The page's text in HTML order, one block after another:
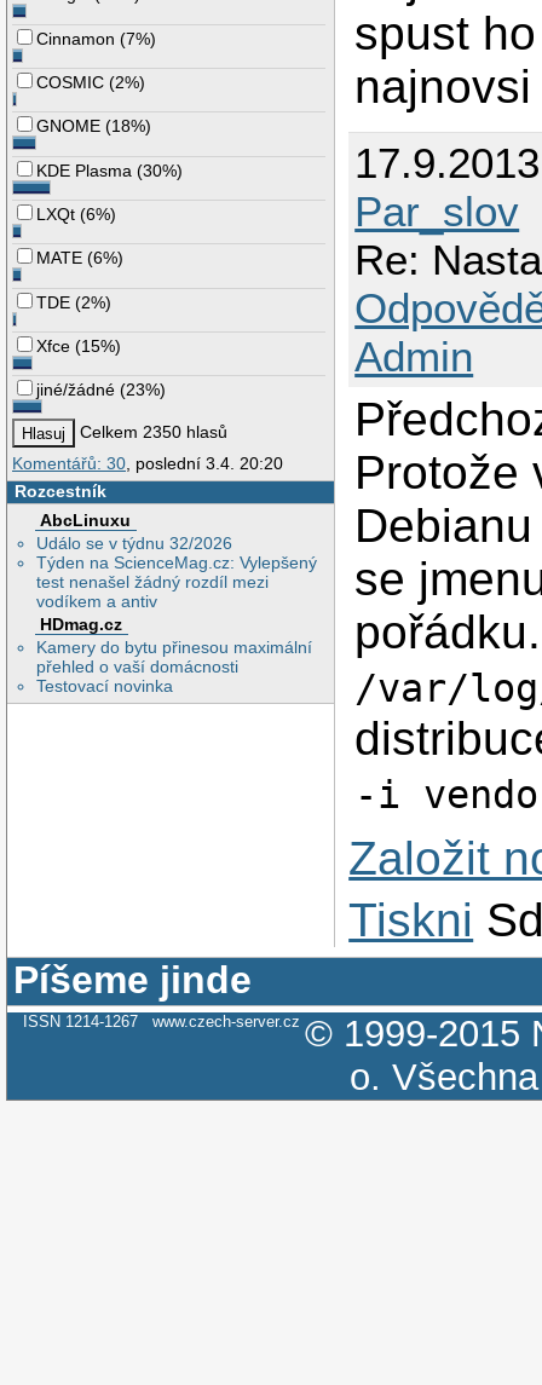
Cinnamon (7%)
COSMIC (2%)
GNOME (18%)
KDE Plasma (30%)
LXQt (6%)
MATE (6%)
TDE (2%)
Xfce (15%)
jiné/žádné (23%)
Celkem 2350 hlasů
Komentářů: 30 , poslední 3.4. 20:20
Rozcestník
AbcLinuxu
Událo se v týdnu 32/2026
Týden na ScienceMag.cz: Vylepšený
test nenašel žádný rozdíl mezi
vodíkem a antiv
HDmag.cz
Kamery do bytu přinesou maximální
přehled o vaší domácnosti
Testovací novinka
spust
Par_slov
Re:
Admin
Protože
se
/var/
-i
Založit
Tiskni
Píšeme jinde
ISSN 1214-1267 www.czech-server.cz © 1999-2015
o.